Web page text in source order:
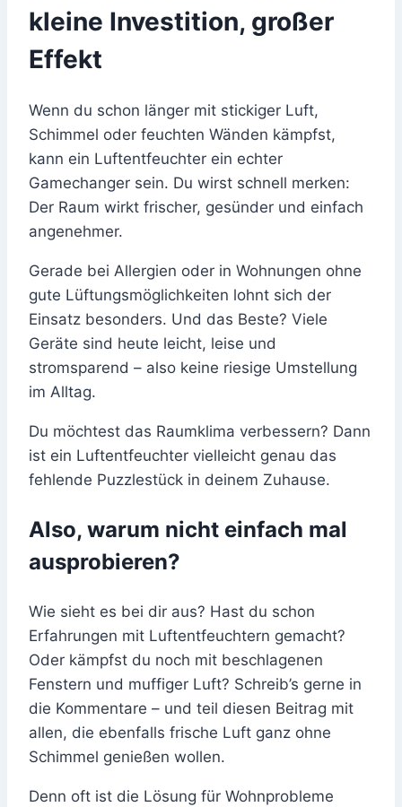
kleine Investition, großer
Effekt
Wenn du schon länger mit stickiger Luft,
Schimmel oder feuchten Wänden kämpfst,
kann ein Luftentfeuchter ein echter
Gamechanger sein. Du wirst schnell merken:
Der Raum wirkt frischer, gesünder und einfach
angenehmer.
Gerade bei Allergien oder in Wohnungen ohne
gute Lüftungsmöglichkeiten lohnt sich der
Einsatz besonders. Und das Beste? Viele
Geräte sind heute leicht, leise und
stromsparend – also keine riesige Umstellung
im Alltag.
Du möchtest das Raumklima verbessern? Dann
ist ein Luftentfeuchter vielleicht genau das
fehlende Puzzlestück in deinem Zuhause.
Also, warum nicht einfach mal
ausprobieren?
Wie sieht es bei dir aus? Hast du schon
Erfahrungen mit Luftentfeuchtern gemacht?
Oder kämpfst du noch mit beschlagenen
Fenstern und muffiger Luft? Schreib’s gerne in
die Kommentare – und teil diesen Beitrag mit
allen, die ebenfalls frische Luft ganz ohne
Schimmel genießen wollen.
Denn oft ist die Lösung für Wohnprobleme